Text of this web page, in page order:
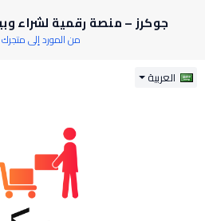
جوكرز – منصة رقمية لشراء
من المورد إلى
العربية